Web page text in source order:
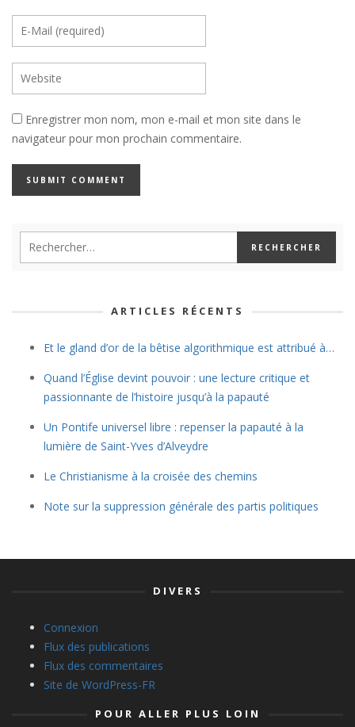
Enregistrer mon nom, mon e-mail et mon site dans le
navigateur pour mon prochain commentaire.
ARTICLES RÉCENTS
Et le gland d’or de la bêtise algorithmique est attribué à…
Quand l’Église devint pouvoir : une lecture critique et
passionnante de l’histoire jusqu’à la papauté
Un Pontife universel libre : repenser la papauté à la
lumière de Saint-Yves d’Alveydre
Le Christianisme à la croisée des chemins
Note sur la suppression générale des partis politiques
DIVERS
Connexion
Flux des publications
Flux des commentaires
Site de WordPress-FR
POUR ALLER PLUS LOIN